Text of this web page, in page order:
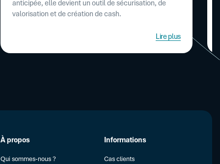
anticipée, elle devient un outil de sécurisation, de
valorisation et de création de cash.
Lire plus
À propos
Qui sommes-nous ?
Informations
Cas clients